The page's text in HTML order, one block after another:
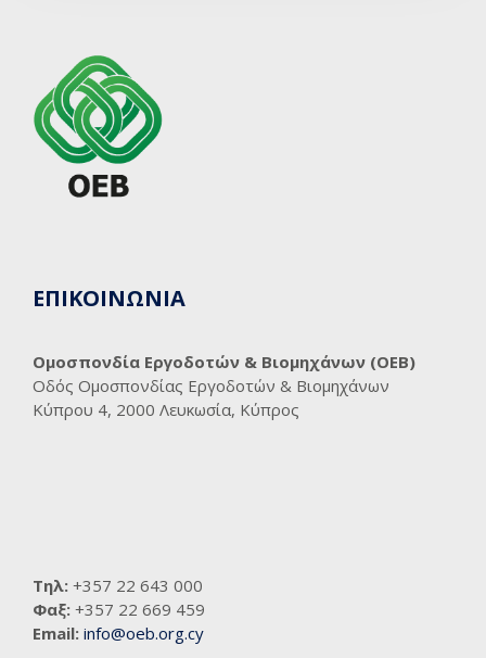
ΕΠΙΚΟΙΝΩΝΙΑ
Ομοσπονδία Εργοδοτών & Βιομηχάνων (ΟΕΒ)
Οδός Ομοσπονδίας Εργοδοτών & Βιομηχάνων
Κύπρου 4, 2000 Λευκωσία, Κύπρος
Τηλ: +357 22 643 000
Φαξ: +357 22 669 459
Email: info@oeb.org.cy